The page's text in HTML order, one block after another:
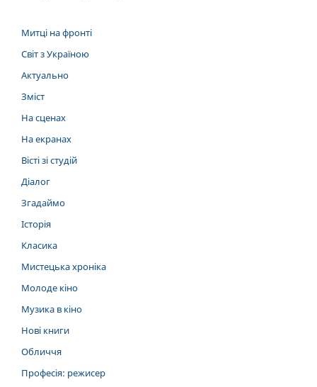
Митці на фронті
Світ з Україною
Актуально
Зміст
На сценах
На екранах
Вісті зі студій
Діалог
Згадаймо
Історія
Класика
Мистецька хроніка
Молоде кіно
Музика в кіно
Нові книги
Обличчя
Професія: режисер